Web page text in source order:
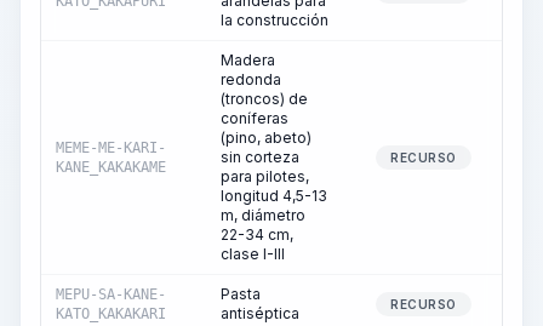
la construcción
MEME-ME-KARI-
KANE_KAKAKAME
Madera
redonda
(troncos) de
coníferas
(pino, abeto)
sin corteza
para pilotes,
longitud 4,5-13
m, diámetro
22-34 cm,
clase I-III
RECURSO
MEPU-SA-KANE-
KATO_KAKAKARI
Pasta
antiséptica
RECURSO